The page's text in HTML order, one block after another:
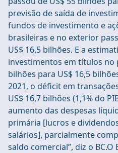
previsão de saída de
fundos de investimento e
brasileiras e no exterior
US$ 16,5 bilhões. E a
investimentos em títulos no
bilhões para US$ 16,5
2021, o déficit em
US$ 16,7 bilhões (1,1% do
aumento das despesas
primária [lucros e
salários], parcialmente
saldo comercial”, diz o